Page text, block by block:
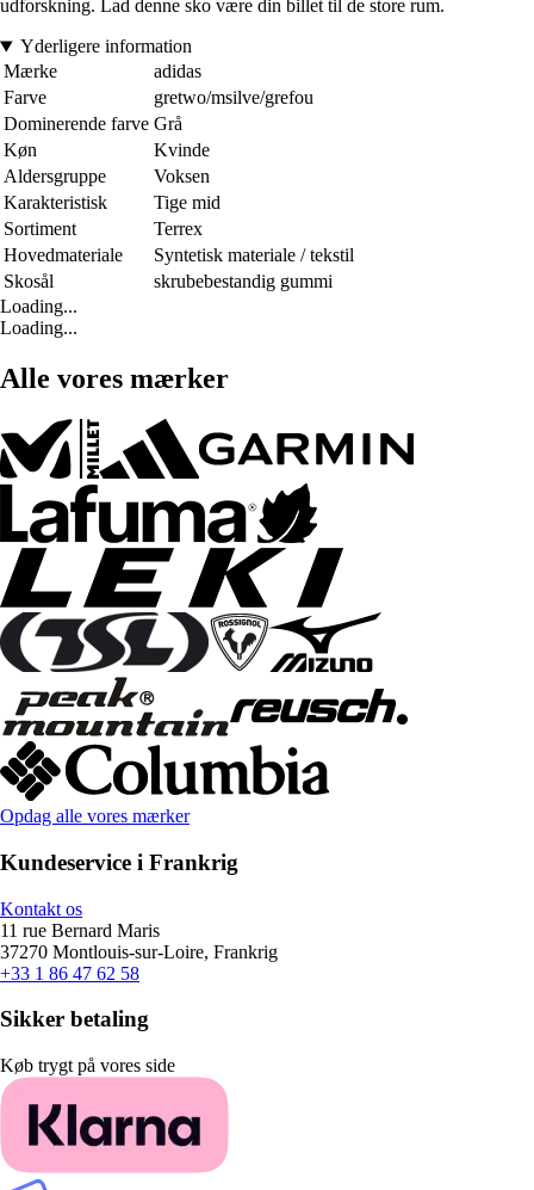
udforskning. Lad denne sko være din billet til de store rum.
Yderligere information
Mærke
adidas
Farve
gretwo/msilve/grefou
Dominerende farve Grå
Køn
Kvinde
Aldersgruppe
Voksen
Karakteristisk
Tige mid
Sortiment
Terrex
Hovedmateriale
Syntetisk materiale / tekstil
Skosål
skrubebestandig gummi
Loading...
Loading...
Alle vores mærker
Opdag alle vores mærker
Kundeservice i Frankrig
Kontakt os
11 rue Bernard Maris
37270 Montlouis-sur-Loire, Frankrig
+33 1 86 47 62 58
Sikker betaling
Køb trygt på vores side